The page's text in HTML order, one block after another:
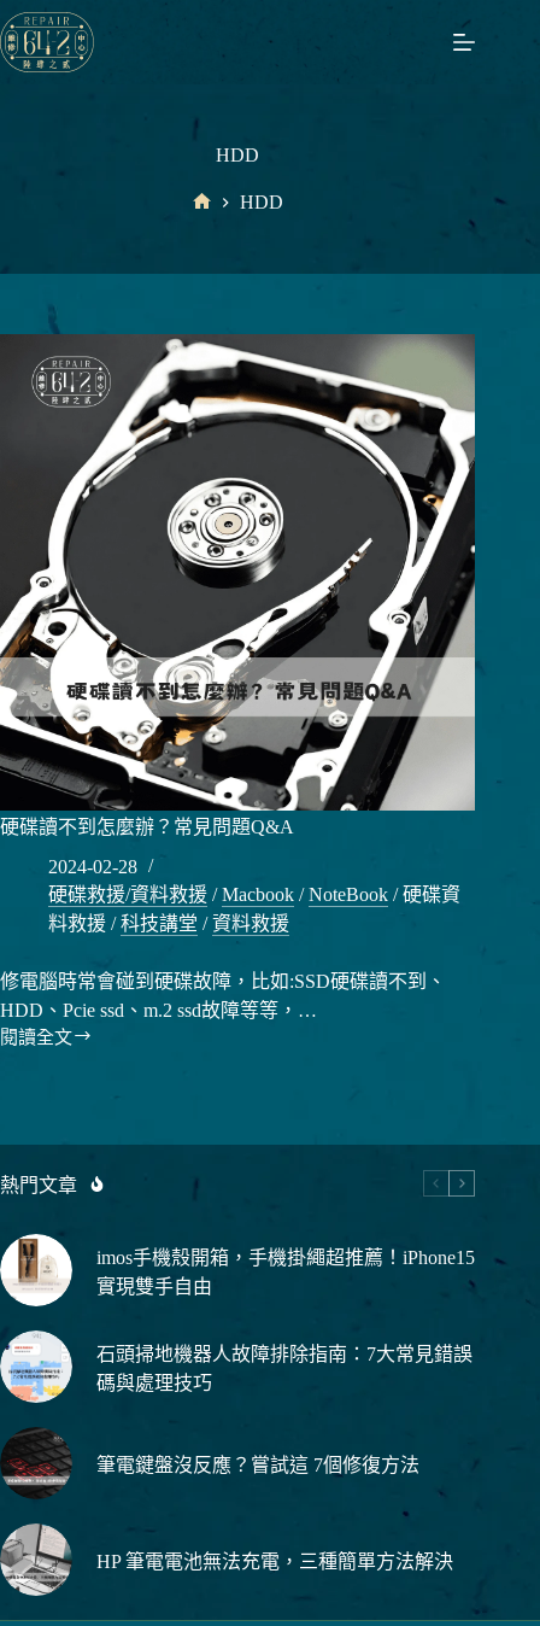
跳
至
主
HDD
HDD
硬碟讀不到怎麼辦？常見問題Q&A
2024-02-28
硬碟救援/資料救援 /Macbook /NoteBook /硬碟資
料救援 /科技講堂 /資料救援
修電腦時常會碰到硬碟故障，比如:SSD硬碟讀不到、
HDD、Pcie ssd、m.2 ssd故障等等，…
閱讀全文
硬
到
怎
麼
常
見
問
Q&A
熱門文章
imos手機殼開箱，手機掛繩超推薦！iPhone15
實現雙手自由
石頭掃地機器人故障排除指南：7大常見錯誤
碼與處理技巧
筆電鍵盤沒反應？嘗試這 7個修復方法
HP 筆電電池無法充電，三種簡單方法解決